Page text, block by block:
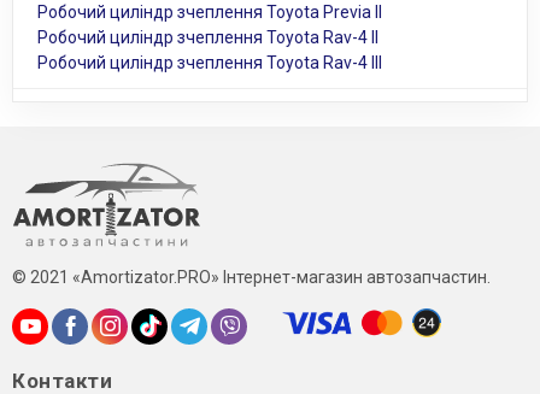
Робочий циліндр зчеплення Toyota Previa II
Робочий циліндр зчеплення Toyota Rav-4 II
Робочий циліндр зчеплення Toyota Rav-4 III
© 2021 «Amortizator.PRO» Інтернет-магазин автозапчастин.
Контакти